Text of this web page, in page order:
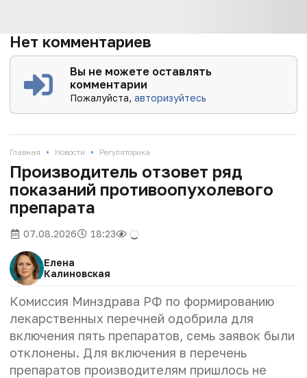
Нет комментариев
Вы не можете оставлять
комментарии
Пожалуйста,авторизуйтесь
Главная • Новости • Регуляторика
Производитель отзовет ряд
показаний противоопухолевого
препарата
07.08.2026 18:23
Елена
Калиновская
Комиссия Минздрава РФ по формированию
лекарственных перечней одобрила для
включения пять препаратов, семь заявок были
отклонены. Для включения в перечень
препаратов производителям пришлось не